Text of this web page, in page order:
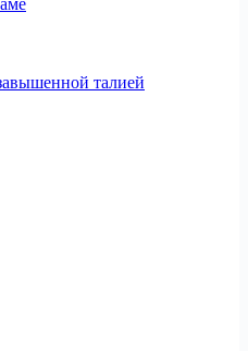
талией